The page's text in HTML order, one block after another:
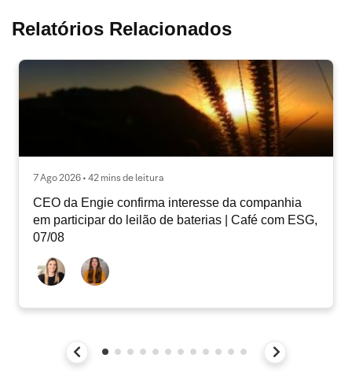
Relatórios Relacionados
7 Ago 2026 • 42 mins de leitura
CEO da Engie confirma interesse da companhia
em participar do leilão de baterias | Café com ESG,
07/08